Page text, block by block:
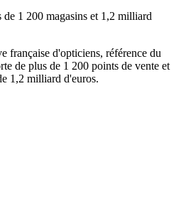
1 200 magasins et 1,2 milliard
française d'opticiens, référence du
de plus de 1 200 points de vente et
1,2 milliard d'euros.